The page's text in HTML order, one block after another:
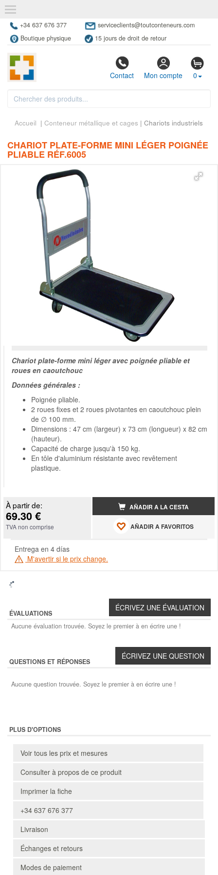
+34 637 676 377
serviceclients@toutconteneurs.com
Boutique physique
15 jours de droit de retour
Contact Mon compte 0
Accueil | Conteneur métallique et cages | Chariots industriels
CHARIOT PLATE-FORME MINI LÉGER POIGNÉE
PLIABLE RÉF.6005
Chariot plate-forme mini léger avec poignée pliable et
roues en caoutchouc
Données générales :
Poignée pliable.
2 roues fixes et 2 roues pivotantes en caoutchouc plein
de ∅ 100 mm.
Dimensions : 47 cm (largeur) x 73 cm (longueur) x 82 cm
(hauteur).
Capacité de charge jusqu'à 150 kg.
En tôle d'aluminium résistante avec revêtement
plastique.
À partir de:
69.30 €
TVA non comprise
AÑADIR A LA CESTA
AÑADIR A FAVORITOS
Entrega en 4 días
M'avertir si le prix change.
ÉVALUATIONS
Aucune évaluation trouvée. Soyez le premier à en écrire une !
QUESTIONS ET RÉPONSES
Aucune question trouvée. Soyez le premier à en écrire une !
PLUS D'OPTIONS
Voir tous les prix et mesures
Consulter à propos de ce produit
Imprimer la fiche
+34 637 676 377
Livraison
Échanges et retours
Modes de paiement